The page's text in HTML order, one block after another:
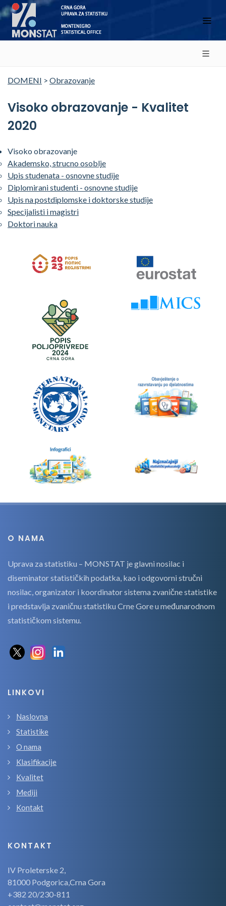
DOMENI > Obrazovanje
Visoko obrazovanje - Kvalitet
2020
Visoko obrazovanje
Akademsko, strucno osoblje
Upis studenata - osnovne studije
Diplomirani studenti - osnovne studije
Upis na postdiplomske i doktorske studije
Specijalisti i magistri
Doktori nauka
O NAMA
Uprava za statistiku – MONSTAT je glavni nosilac i
diseminator statističkih podatka, kao i odgovorni stručni
nosilac, organizator i koordinator sistema zvanične statistike
i predstavlja zvaničnu statistiku Crne Gore u međunarodnom
statističkom sistemu.
LINKOVI
Naslovna
Statistike
O nama
Klasifikacije
Kvalitet
Mediji
Kontakt
KONTAKT
IV Proleterske 2,
81000 Podgorica,Crna Gora
+382 20/230-811